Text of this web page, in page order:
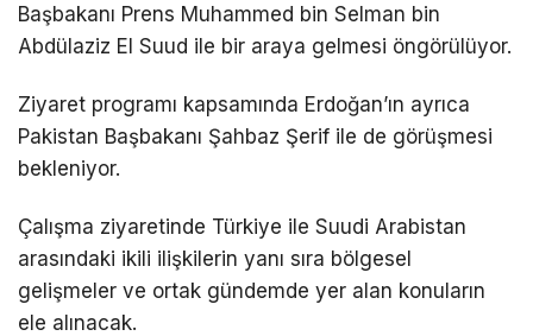
Başbakanı Prens Muhammed bin Selman bin
Abdülaziz El Suud ile bir araya gelmesi öngörülüyor.
Ziyaret programı kapsamında Erdoğan’ın ayrıca
Pakistan Başbakanı Şahbaz Şerif ile de görüşmesi
bekleniyor.
Çalışma ziyaretinde Türkiye ile Suudi Arabistan
arasındaki ikili ilişkilerin yanı sıra bölgesel
gelişmeler ve ortak gündemde yer alan konuların
ele alınacak.